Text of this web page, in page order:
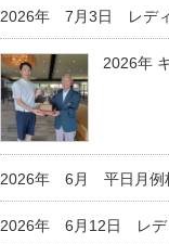
2026年 7月3日 レデ
2026年
2026年 6月 平日月例
2026年 6月12日 レデ